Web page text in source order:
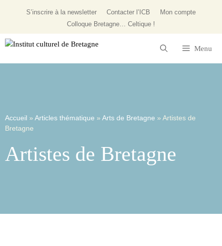
S’inscrire à la newsletter Contacter l’ICB
Mon compte
Colloque Bretagne… Celtique !
Menu
Accueil » Articles thématique » Arts de Bretagne » Artistes de
Bretagne
Artistes de Bretagne